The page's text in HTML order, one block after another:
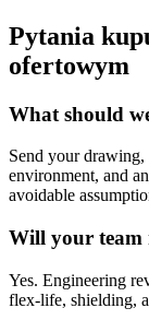
Pytania
ofertowym
What should
Send your
environment, and
avoidable
Will your team
Yes. Engineering
flex-life, shielding,